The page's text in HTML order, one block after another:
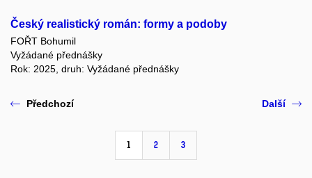
Český realistický román: formy a podoby
FOŘT Bohumil
Vyžádané přednášky
Rok: 2025, druh: Vyžádané přednášky
Předchozí
1 2 3
Další